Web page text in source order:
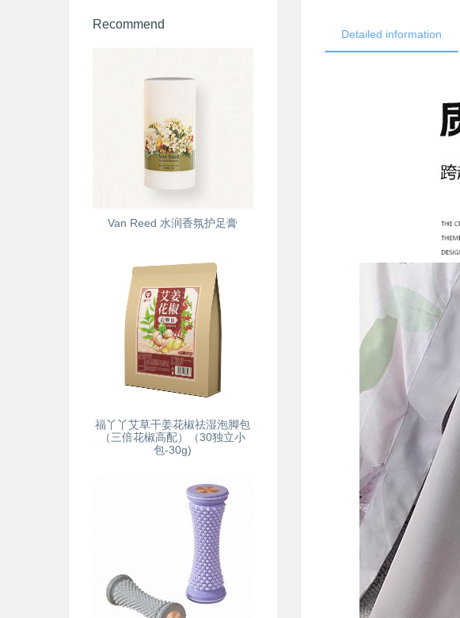
Detailed information
Recommend
Van Reed 水润香氛护足膏
福丫丫艾草干姜花椒祛湿泡脚包
（三倍花椒高配）（30独立小
包-30g)